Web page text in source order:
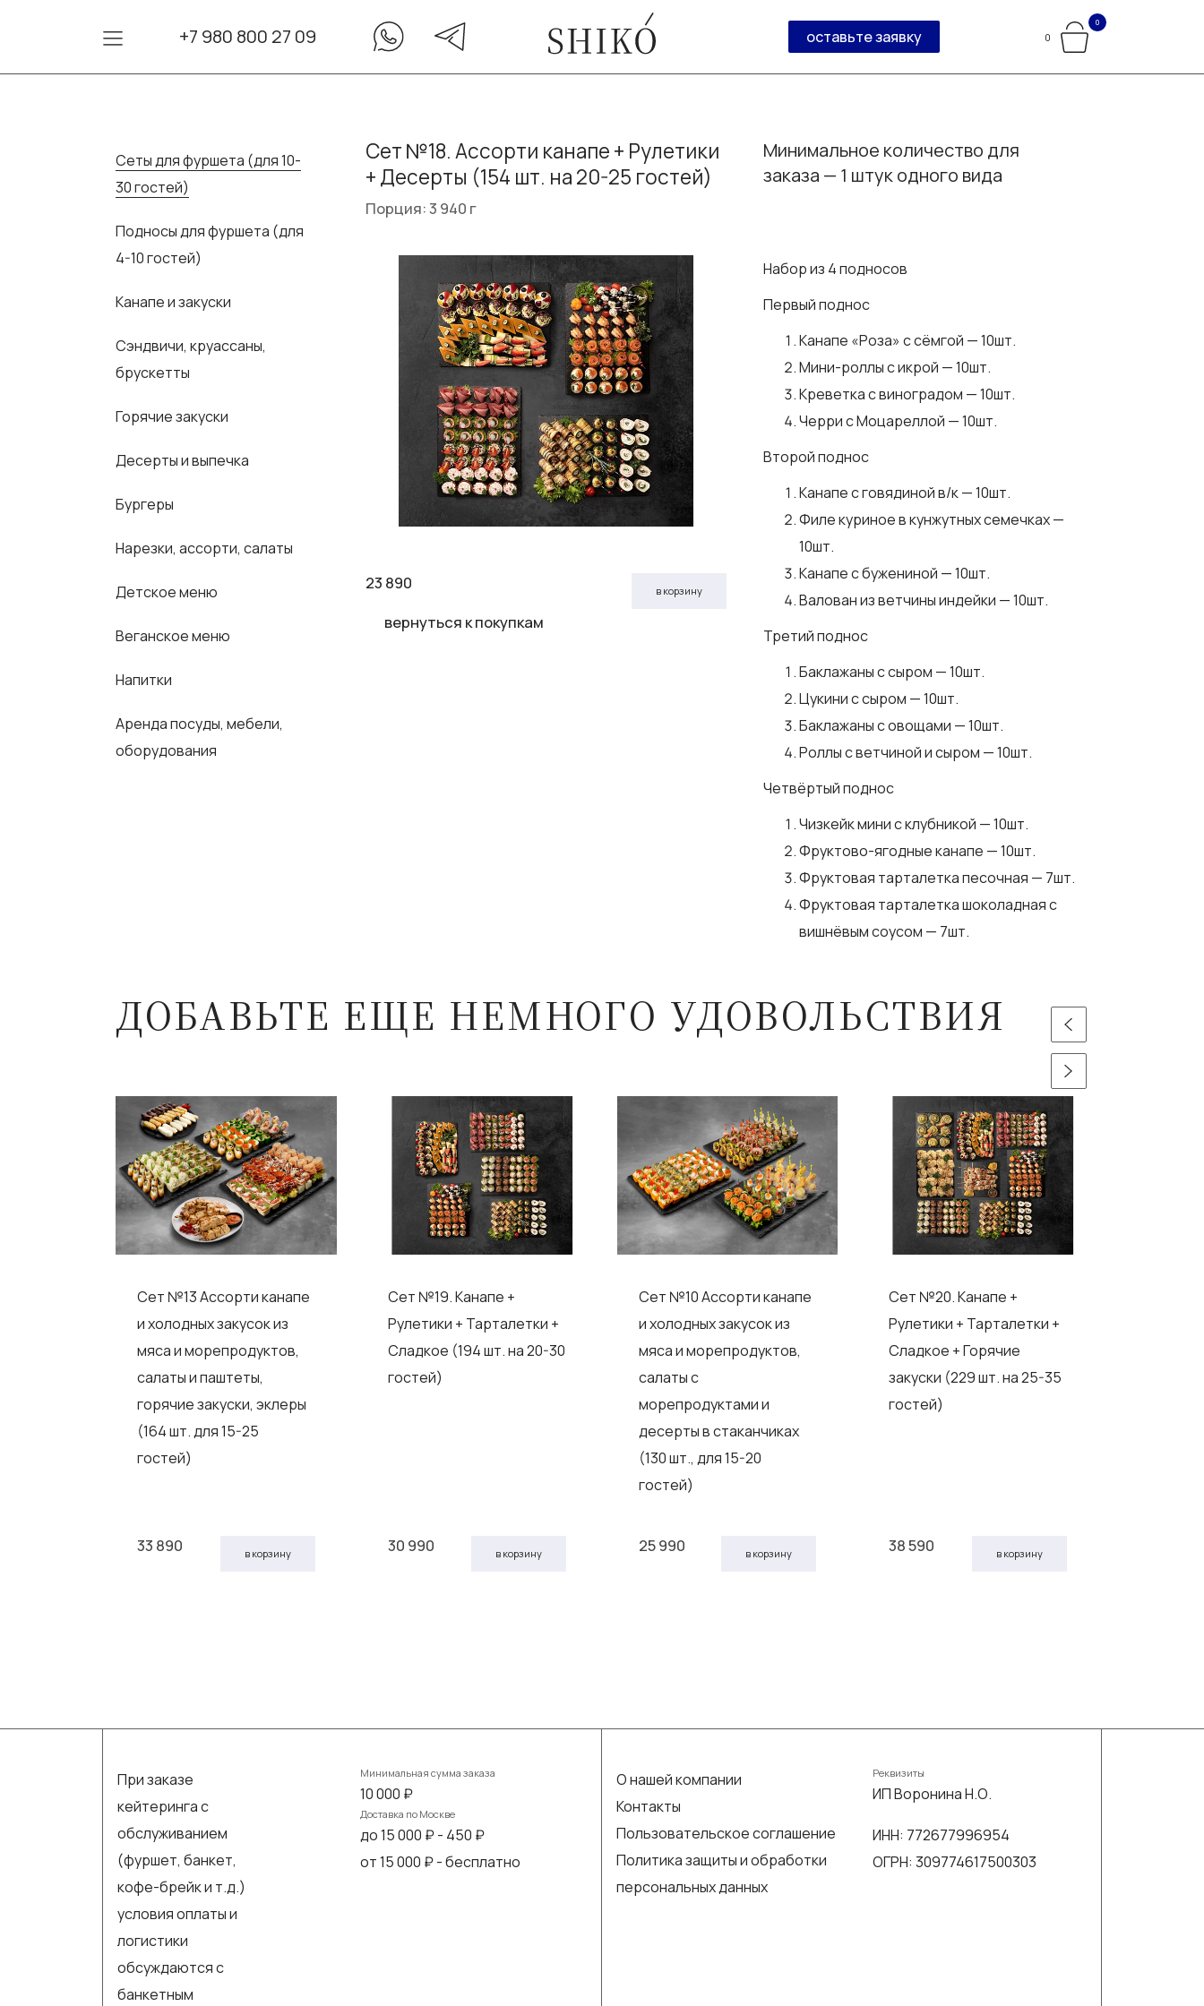
+7 980 800 27 09 оставьте заявку 0
0
Сеты для фуршета (для 10-
30 гостей)
Подносы для фуршета (для
4-10 гостей)
Канапе и закуски
Сэндвичи, круассаны,
брускетты
Горячие закуски
Десерты и выпечка
Бургеры
Нарезки, ассорти, салаты
Детское меню
Веганское меню
Напитки
Аренда посуды, мебели,
оборудования
Сет №18. Ассорти канапе + Рулетики
+ Десерты (154 шт. на 20-25 гостей)
Порция: 3 940 г
Минимальное количество для
заказа — 1 штук одного вида
23 890 в корзину
вернуться к покупкам
Набор из 4 подносов
Первый поднос
Канапе «Роза» с сёмгой — 10шт.
Мини-роллы с икрой — 10шт.
Креветка с виноградом — 10шт.
Черри с Моцареллой — 10шт.
Второй поднос
Канапе с говядиной в/к — 10шт.
Филе куриное в кунжутных семечках —
10шт.
Канапе с бужениной — 10шт.
Валован из ветчины индейки — 10шт.
Третий поднос
Баклажаны с сыром — 10шт.
Цукини с сыром — 10шт.
Баклажаны с овощами — 10шт.
Роллы с ветчиной и сыром — 10шт.
Четвёртый поднос
Чизкейк мини с клубникой — 10шт.
Фруктово-ягодные канапе — 10шт.
Фруктовая тарталетка песочная — 7шт.
Фруктовая тарталетка шоколадная с
вишнёвым соусом — 7шт.
ДОБАВЬТЕ ЕЩЕ НЕМНОГО УДОВОЛЬСТВИЯ
Сет №13 Ассорти канапе
и холодных закусок из
мяса и морепродуктов,
салаты и паштеты,
горячие закуски, эклеры
(164 шт. для 15-25
гостей)
33 890 в корзину
Сет №19. Канапе +
Рулетики + Тарталетки +
Сладкое (194 шт. на 20-30
гостей)
30 990 в корзину
Сет №10 Ассорти канапе
и холодных закусок из
мяса и морепродуктов,
салаты с
морепродуктами и
десерты в стаканчиках
(130 шт., для 15-20
гостей)
25 990 в корзину
Сет №20. Канапе +
Рулетики + Тарталетки +
Сладкое + Горячие
закуски (229 шт. на 25-35
гостей)
38 590 в корзину
При заказе
кейтеринга с
обслуживанием
(фуршет, банкет,
кофе-брейк и т.д.)
условия оплаты и
логистики
обсуждаются с
банкетным
Минимальная сумма заказа
10 000 ₽
Доставка по Москве
до 15 000 ₽ - 450 ₽
от 15 000 ₽ - бесплатно
О нашей компании
Контакты
Пользовательское соглашение
Политика защиты и обработки
персональных данных
Реквизиты
ИП Воронина Н.О.
ИНН: 772677996954
ОГРН: 309774617500303